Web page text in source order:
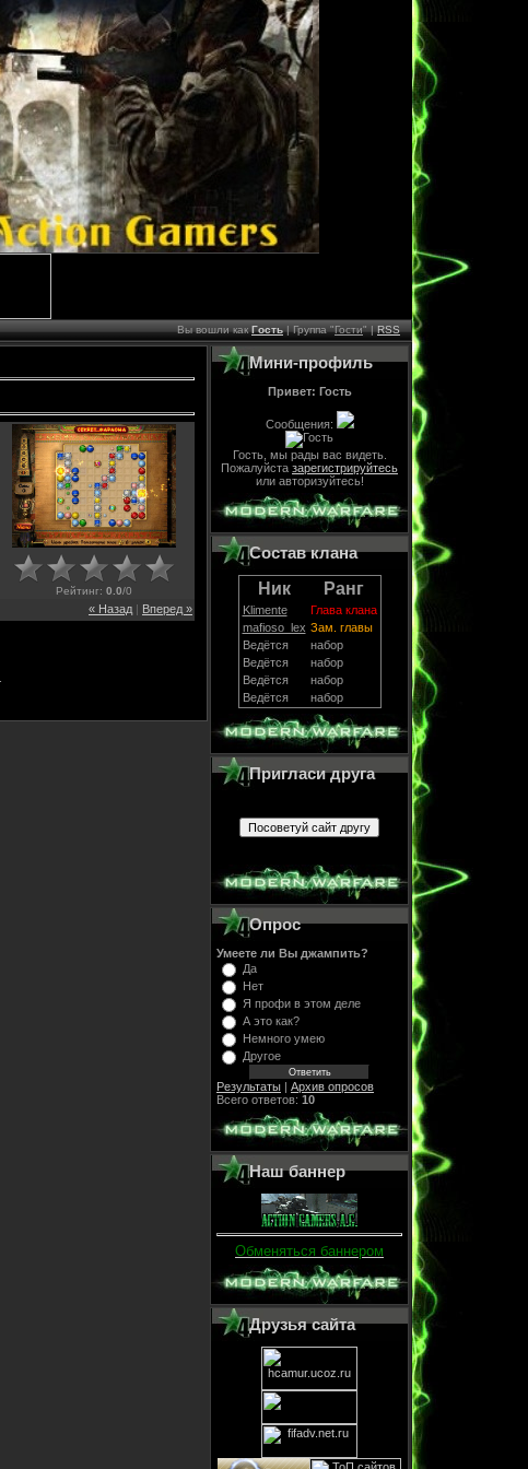
Вы вошли какГость| Группа "Гости" |RSS
Рейтинг: 0.0/0
« Назад Вперед »
Мини-профиль
Привет: Гость
Сообщения:
Гость, мы рады вас видеть.
Пожалуйста зарегистрируйтесь
или авторизуйтесь!
Состав клана
Ник
Ранг
Klimente
Глава клана
mafioso_lex Зам. главы
Ведётся
набор
Ведётся
набор
Ведётся
набор
Ведётся
набор
Пригласи друга
Опрос
Умеете ли Вы джампить?
Да
Нет
Я профи в этом деле
А это как?
Немного умею
Другое
Результаты | Архив опросов
Всего ответов: 10
Наш баннер
Обменяться баннером
Друзья сайта